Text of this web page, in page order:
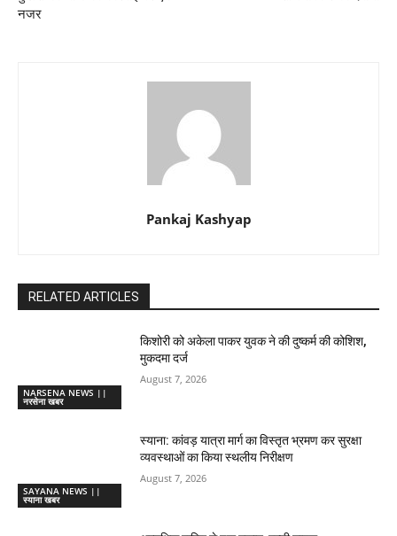
नजर
Pankaj Kashyap
RELATED ARTICLES
NARSENA NEWS ||
नरसेना खबर
किशोरी को अकेला पाकर युवक ने की दुष्कर्म की कोशिश,
मुकदमा दर्ज
August 7, 2026
SAYANA NEWS ||
स्याना खबर
स्याना: कांवड़ यात्रा मार्ग का विस्तृत भ्रमण कर सुरक्षा
व्यवस्थाओं का किया स्थलीय निरीक्षण
August 7, 2026